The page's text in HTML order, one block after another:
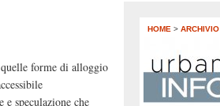
quelle forme di alloggio
speculazione che
HOME > ARCHIVIO